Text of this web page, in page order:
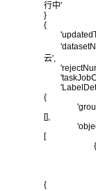
行中'
}
{
云',
{
[],
[
{